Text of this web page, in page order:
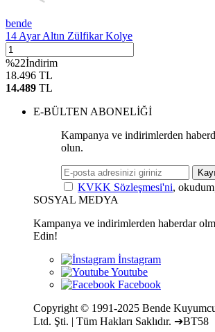
bende
14 Ayar Altın Zülfikar Kolye
%22İndirim
18.496 TL
14.489 TL
E-BÜLTEN ABONELİĞİ
Kampanya ve indirimlerden
olun.
KVKK Sözleşmesi'ni,
SOSYAL MEDYA
Kampanya ve indirimlerden haberdar
Edin!
Copyright © 1991-2025 Bende
Ltd. Şti. | Tüm Hakları Saklıdır. ➔BT58